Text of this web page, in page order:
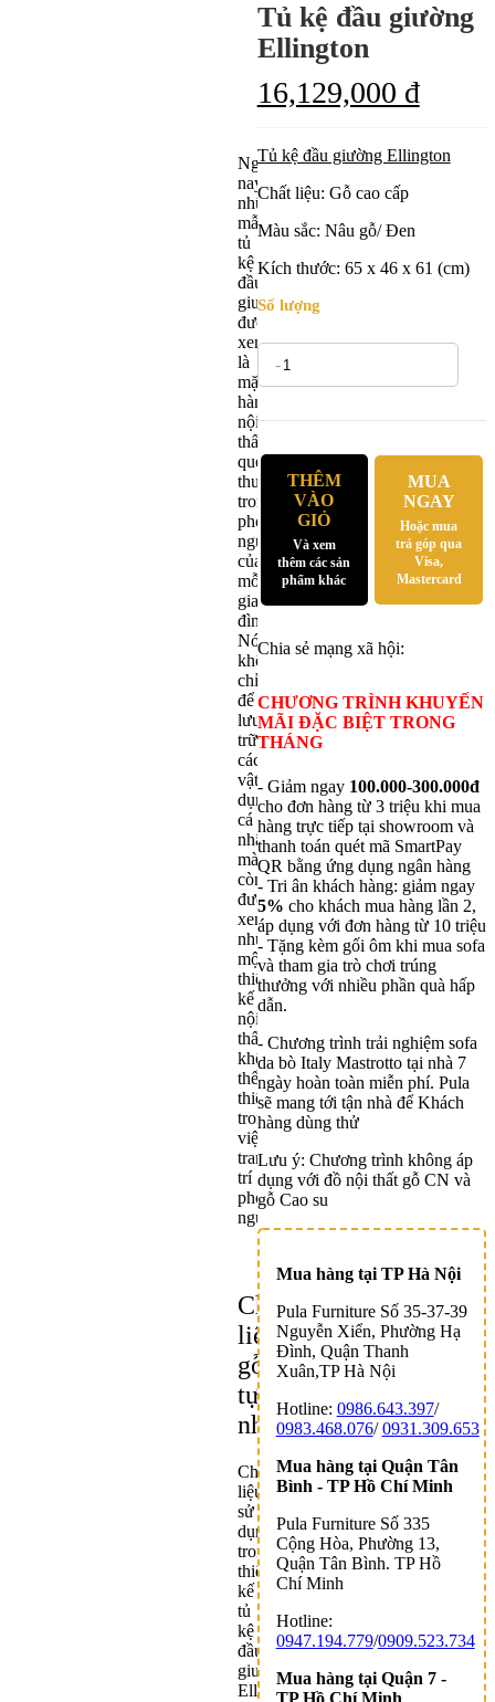
Tủ kệ đầu giường
Ellington
16,129,000 đ
Tủ kệ đầu giường Ellington
Chất liệu: Gỗ cao cấp
Màu sắc: Nâu gỗ/ Đen
Kích thước: 65 x 46 x 61 (cm)
Số lượng
-
THÊM
VÀO
GIỎ
Và xem
thêm các sản
phẩm khác
MUA
NGAY
Hoặc mua
trả góp qua
Visa,
Mastercard
Chia sẻ mạng xã hội:
CHƯƠNG TRÌNH KHUYẾN
MÃI ĐẶC BIỆT TRONG
THÁNG
- Giảm ngay 100.000-300.000đ
cho đơn hàng từ 3 triệu khi mua
hàng trực tiếp tại showroom và
thanh toán quét mã SmartPay
QR bằng ứng dụng ngân hàng
- Tri ân khách hàng: giảm ngay
5% cho khách mua hàng lần 2,
áp dụng với đơn hàng từ 10 triệu
- Tặng kèm gối ôm khi mua sofa
và tham gia trò chơi trúng
thưởng với nhiều phần quà hấp
dẫn.
- Chương trình trải nghiệm sofa
da bò Italy Mastrotto tại nhà 7
ngày hoàn toàn miễn phí. Pula
sẽ mang tới tận nhà để Khách
hàng dùng thử
Lưu ý: Chương trình không áp
dụng với đồ nội thất gỗ CN và
gỗ Cao su
Mua hàng tại TP Hà Nội
Pula Furniture Số 35-37-39
Nguyễn Xiển, Phường Hạ
Đình, Quận Thanh
Xuân,TP Hà Nội
Hotline: 0986.643.397/
0983.468.076/0931.309.653
Mua hàng tại Quận Tân
Bình - TP Hồ Chí Minh
Pula Furniture Số 335
Cộng Hòa, Phường 13,
Quận Tân Bình. TP Hồ
Chí Minh
Hotline:
0947.194.779/0909.523.734
Mua hàng tại Quận 7 -
TP Hồ Chí Minh
Thông
tin
sản
Ngày
nay
những
mẫu
tủ
kệ
đầu
giường
được
xem
là
mặt
hàng
nội
thất
quen
thuộc
trong
phòng
ngủ
của
mỗi
gia
đình.
Nó
không
chỉ
để
lưu
trữ
các
vật
dụng
cá
nhân
mà
còn
được
xem
như
một
thiết
kế
nội
thất
không
thể
thiếu
trong
việc
trang
trí
phòng
ngủ.
Chất
liệu
gỗ
tự
nhiên
Chất
liệu
sử
dụng
trong
thiết
kế
tủ
kệ
đầu
giường
Ellington